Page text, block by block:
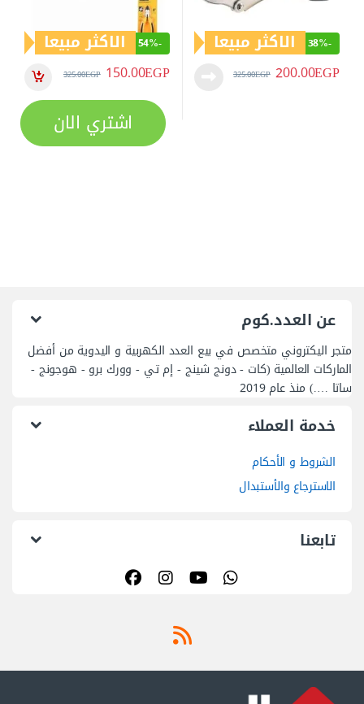
-
38% الاكثر مبيعا
200.00EGP
325.00EGP
-
54% الاكثر مبيعا
150.00EGP
325.00EGP
اشتري الان
عن العدد.كوم
متجر اليكتروني متخصص في بيع العدد الكهربية و اليدوية من أفضل
الماركات العالمية (كات - دونج شينج - إم تي - وورك برو - هوجونج -
ساتا ….) منذ عام 2019
خدمة العملاء
الشروط و الأحكام
الاسترجاع والأستبدال
تابعنا